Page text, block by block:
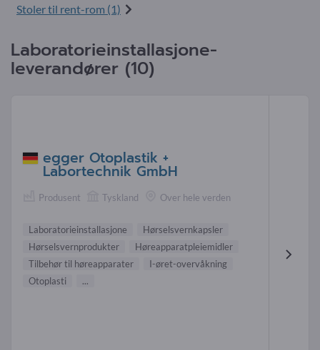
Stoler til rent-rom (1)
Laboratorieinstallasjone-
leverandører (10)
egger Otoplastik +
Labortechnik GmbH
Produsent Tyskland Over hele verden
Laboratorieinstallasjone
Hørselsvernkapsler
Hørselsvernprodukter
Høreapparatpleiemidler
Tilbehør til høreapparater
I-øret-overvåkning
Otoplasti
...